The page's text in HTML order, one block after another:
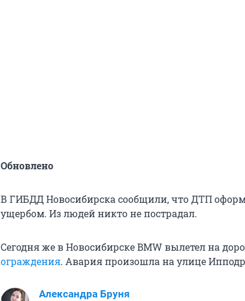
Обновлено
В ГИБДД Новосибирска сообщили, что ДТП
ущербом. Из людей никто не пострадал.
Сегодня же в Новосибирске BMW вылетел на
ограждения. Авария произошла на улице
Александра Бруня